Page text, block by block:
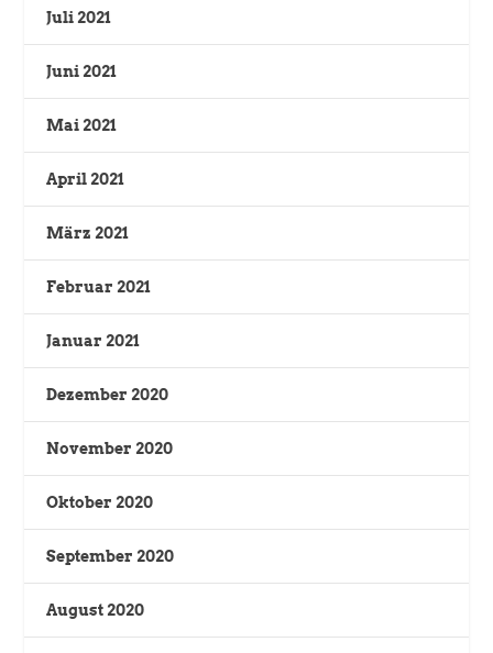
Juli 2021
Juni 2021
Mai 2021
April 2021
März 2021
Februar 2021
Januar 2021
Dezember 2020
November 2020
Oktober 2020
September 2020
August 2020